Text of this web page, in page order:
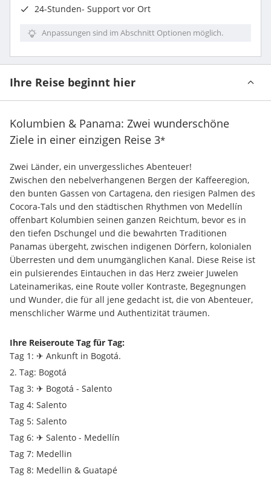
24-Stunden- Support vor Ort
Anpassungen sind im Abschnitt Optionen möglich.
Ihre Reise beginnt hier
Kolumbien & Panama: Zwei wunderschöne
Ziele in einer einzigen Reise 3*
Zwei Länder, ein unvergessliches Abenteuer!
Zwischen den nebelverhangenen Bergen der Kaffeeregion,
den bunten Gassen von Cartagena, den riesigen Palmen des
Cocora-Tals und den städtischen Rhythmen von Medellín
offenbart Kolumbien seinen ganzen Reichtum, bevor es in
den tiefen Dschungel und die bewahrten Traditionen
Panamas übergeht, zwischen indigenen Dörfern, kolonialen
Überresten und dem unumgänglichen Kanal. Diese Reise ist
ein pulsierendes Eintauchen in das Herz zweier Juwelen
Lateinamerikas, eine Route voller Kontraste, Begegnungen
und Wunder, die für all jene gedacht ist, die von Abenteuer,
menschlicher Wärme und Authentizität träumen.
Ihre Reiseroute Tag für Tag:
Tag 1: ✈ Ankunft in Bogotá.
2. Tag: Bogotá
Tag 3: ✈ Bogotá - Salento
Tag 4: Salento
Tag 5: Salento
Tag 6: ✈ Salento - Medellín
Tag 7: Medellin
Tag 8: Medellin & Guatapé